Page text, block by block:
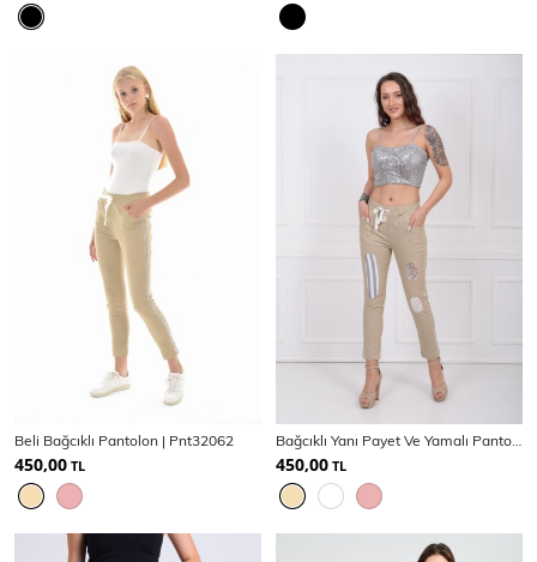
Beli Bağcıklı Pantolon | Pnt32062
450,00 TL
Bağcıklı Yanı Payet Ve Yamalı Pantolon Pnt32061
450,00 TL